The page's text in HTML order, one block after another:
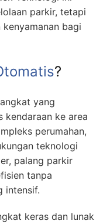
parkir, tetapi
bagi
?
yang
kendaraan ke area
perumahan,
teknologi
palang parkir
tanpa
intensif.
keras dan lunak